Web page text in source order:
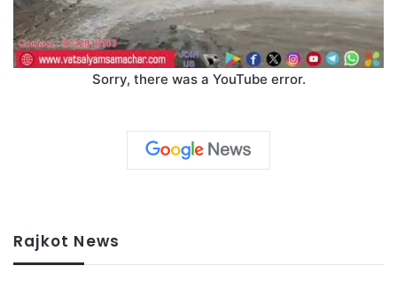
Sorry, there was a YouTube error.
Rajkot News